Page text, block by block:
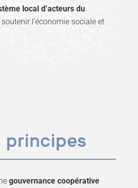
local d’acteurs du
l’économie sociale et
principes
gouvernance coopérative